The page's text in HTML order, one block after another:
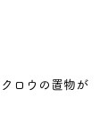
ロウの置物が